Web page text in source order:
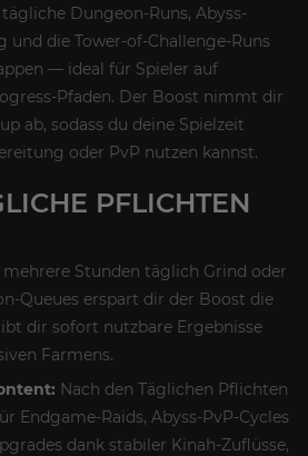
Dungeon-Runs, Abyss-
und die Tower-of-Challenge-Runs
— ideal für Spieler auf
Pfaden. Der Boost nimmt dir
ab, sodass du deine Spielzeit
oder PvP nutzen kannst.
PFLICHTEN
Stunden täglich Grind oder
erspart dir der Boost die
dir sofort nutzbare Ergebnisse
Farmens.
Nach den Täglichen Pflichten
Endgame-Raids, Abyss‑PvP‑Cycles
dank stabiler Kinah‑Zuflüsse,